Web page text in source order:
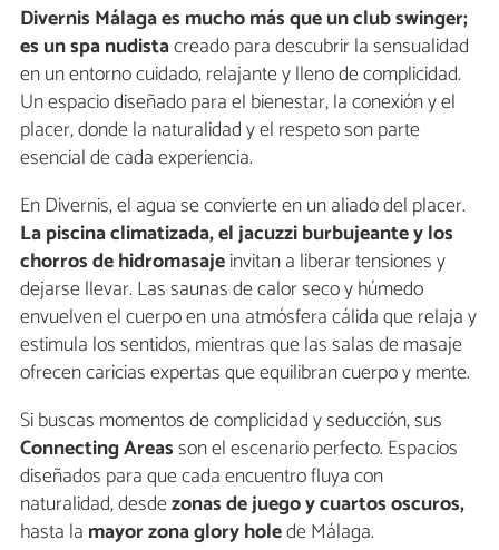
Divernis Málaga es mucho más que un club swinger;
es un spa nudistacreado para descubrir la sensualidad
en un entorno cuidado, relajante y lleno de complicidad.
Un espacio diseñado para el bienestar, la conexión y el
placer, donde la naturalidad y el respeto son parte
esencial de cada experiencia.
En Divernis, el agua se convierte en un aliado del placer.
La piscina climatizada, el jacuzzi burbujeante y los
chorros de hidromasajeinvitan a liberar tensiones y
dejarse llevar. Las saunas de calor seco y húmedo
envuelven el cuerpo en una atmósfera cálida que relaja y
estimula los sentidos, mientras que las salas de masaje
ofrecen caricias expertas que equilibran cuerpo y mente.
Si buscas momentos de complicidad y seducción, sus
Connecting Areasson el escenario perfecto. Espacios
diseñados para que cada encuentro fluya con
naturalidad, desdezonas de juego y cuartos oscuros,
hasta la mayor zona glory holede Málaga.